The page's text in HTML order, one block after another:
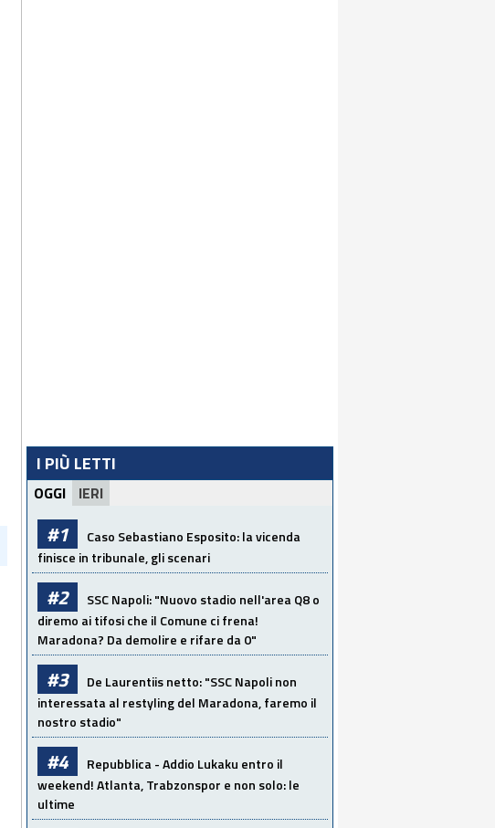
I PIÙ LETTI
OGGI IERI
#1
Caso Sebastiano Esposito: la vicenda
finisce in tribunale, gli scenari
#2
SSC Napoli: "Nuovo stadio nell'area Q8 o
diremo ai tifosi che il Comune ci frena!
Maradona? Da demolire e rifare da 0"
#3
De Laurentiis netto: "SSC Napoli non
interessata al restyling del Maradona, faremo il
nostro stadio"
#4
Repubblica - Addio Lukaku entro il
weekend! Atlanta, Trabzonspor e non solo: le
ultime